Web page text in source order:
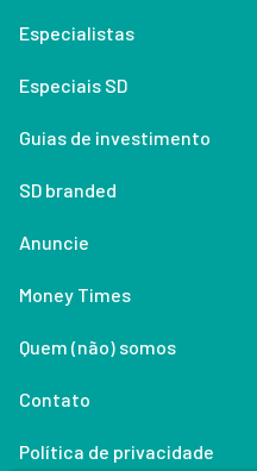
Especialistas
Especiais SD
Guias de investimento
SD branded
Anuncie
Money Times
Quem (não) somos
Contato
Política de privacidade